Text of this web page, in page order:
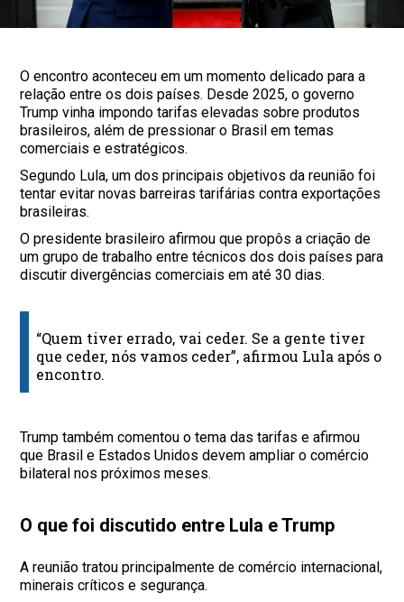
O encontro aconteceu em um momento delicado para a
relação entre os dois países. Desde 2025, o governo
Trump vinha impondo tarifas elevadas sobre produtos
brasileiros, além de pressionar o Brasil em temas
comerciais e estratégicos.
Segundo Lula, um dos principais objetivos da reunião foi
tentar evitar novas barreiras tarifárias contra exportações
brasileiras.
O presidente brasileiro afirmou que propôs a criação de
um grupo de trabalho entre técnicos dos dois países para
discutir divergências comerciais em até 30 dias.
“Quem tiver errado, vai ceder. Se a gente tiver
que ceder, nós vamos ceder”, afirmou Lula após o
encontro.
Trump também comentou o tema das tarifas e afirmou
que Brasil e Estados Unidos devem ampliar o comércio
bilateral nos próximos meses.
O que foi discutido entre Lula e Trump
A reunião tratou principalmente de comércio internacional,
minerais críticos e segurança.